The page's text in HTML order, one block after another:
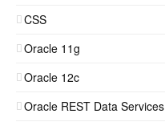
CSS
Oracle 11g
Oracle 12c
Oracle REST Data Services